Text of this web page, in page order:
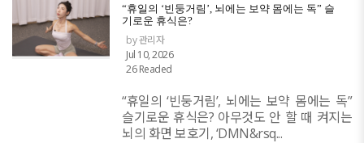
“휴일의 ‘빈둥거림’, 뇌에는 보약 몸에는 독” 슬
기로운 휴식은?
by 관리자
Jul 10, 2026
26 Readed
“휴일의 ‘빈둥거림’, 뇌에는 보약 몸에는 독”
슬기로운 휴식은? 아무것도 안 할 때 켜지는
뇌의 화면 보호기, ‘DMN&rsq...